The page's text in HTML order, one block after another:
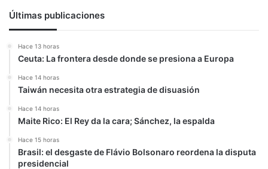
Últimas publicaciones
Hace 13 horas
Ceuta: La frontera desde donde se presiona a Europa
Hace 14 horas
Taiwán necesita otra estrategia de disuasión
Hace 14 horas
Maite Rico: El Rey da la cara; Sánchez, la espalda
Hace 15 horas
Brasil: el desgaste de Flávio Bolsonaro reordena la disputa
presidencial